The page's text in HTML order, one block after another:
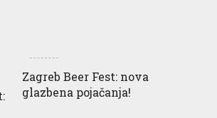
Zagreb Beer Fest: nova
glazbena pojačanja!